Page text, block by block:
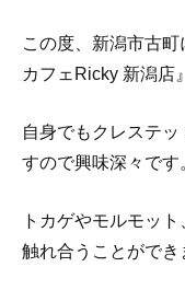
この度、新潟市古
カフェRicky 新潟店
自身でもクレステ
すので興味深々です
トカゲやモルモッ
触れ合うことができ